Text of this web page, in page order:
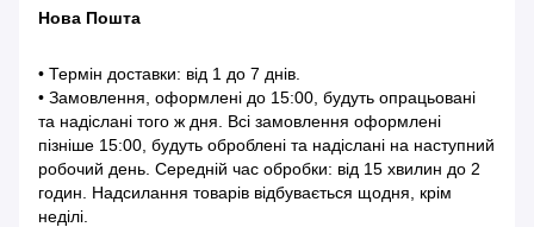
Нова Пошта
• Термін доставки: від 1 до 7 днів.
• Замовлення, оформлені до 15:00, будуть опрацьовані
та надіслані того ж дня. Всі замовлення оформлені
пізніше 15:00, будуть оброблені та надіслані на наступний
робочий день. Середній час обробки: від 15 хвилин до 2
годин. Надсилання товарів відбувається щодня, крім
неділі.